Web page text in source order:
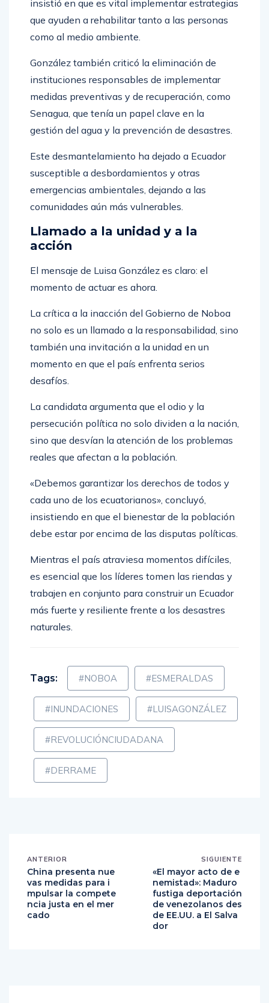
insistió en que es vital implementar estrategias
que ayuden a rehabilitar tanto a las personas
como al medio ambiente.
González también criticó la eliminación de
instituciones responsables de implementar
medidas preventivas y de recuperación, como
Senagua, que tenía un papel clave en la
gestión del agua y la prevención de desastres.
Este desmantelamiento ha dejado a Ecuador
susceptible a desbordamientos y otras
emergencias ambientales, dejando a las
comunidades aún más vulnerables.
Llamado a la unidad y a la
acción
El mensaje de Luisa González es claro: el
momento de actuar es ahora.
La crítica a la inacción del Gobierno de Noboa
no solo es un llamado a la responsabilidad, sino
también una invitación a la unidad en un
momento en que el país enfrenta serios
desafíos.
La candidata argumenta que el odio y la
persecución política no solo dividen a la nación,
sino que desvían la atención de los problemas
reales que afectan a la población.
«Debemos garantizar los derechos de todos y
cada uno de los ecuatorianos», concluyó,
insistiendo en que el bienestar de la población
debe estar por encima de las disputas políticas.
Mientras el país atraviesa momentos difíciles,
es esencial que los líderes tomen las riendas y
trabajen en conjunto para construir un Ecuador
más fuerte y resiliente frente a los desastres
naturales.
Tags: #NOBOA #ESMERALDAS
#INUNDACIONES #LUISAGONZÁLEZ
#REVOLUCIÓNCIUDADANA
#DERRAME
ANTERIOR
China presenta nue
vas medidas para i
mpulsar la compete
ncia justa en el mer
cado
SIGUIENTE
«El mayor acto de e
nemistad»: Maduro
fustiga deportación
de venezolanos des
de EE.UU. a El Salva
dor